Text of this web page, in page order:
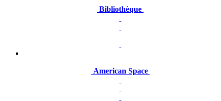
Bibliothèque
American Space